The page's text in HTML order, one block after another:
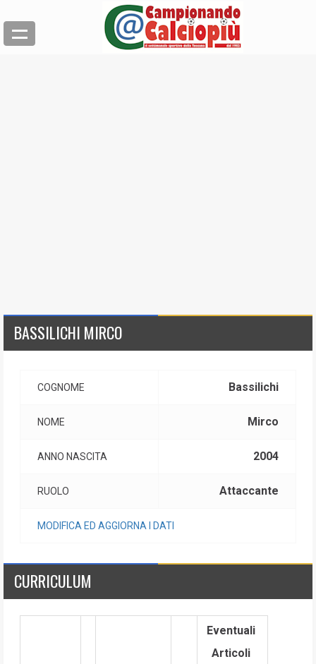
BASSILICHI MIRCO
COGNOME Bassilichi
NOME Mirco
ANNO NASCITA 2004
RUOLO Attaccante
MODIFICA ED AGGIORNA I DATI
CURRICULUM
Eventuali
Articoli